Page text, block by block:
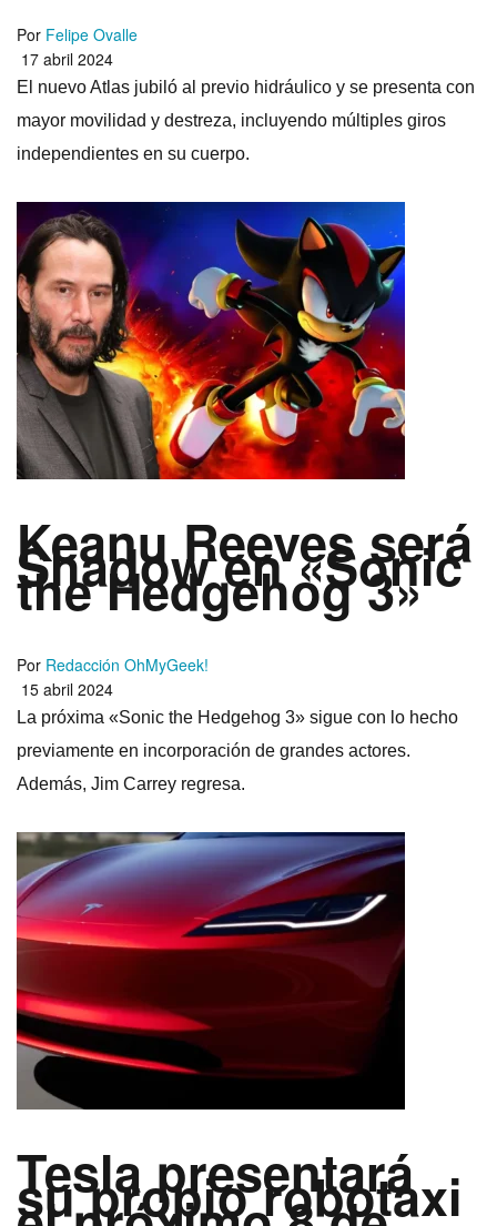
Por Felipe Ovalle
17 abril 2024
El nuevo Atlas jubiló al previo hidráulico y se presenta con
mayor movilidad y destreza, incluyendo múltiples giros
independientes en su cuerpo.
Keanu Reeves será
Shadow en «Sonic
the Hedgehog 3»
Por Redacción OhMyGeek!
15 abril 2024
La próxima «Sonic the Hedgehog 3» sigue con lo hecho
previamente en incorporación de grandes actores.
Además, Jim Carrey regresa.
Tesla presentará
su propio robotaxi